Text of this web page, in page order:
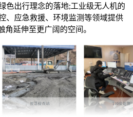
色出行理念的落地;工业级无人机的
、应急救援、环境监测等领域提供
角延伸至更广阔的空间。